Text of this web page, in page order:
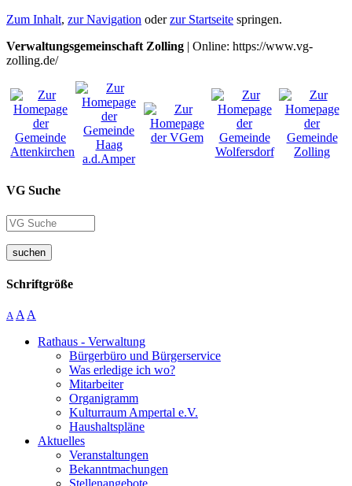
Zum Inhalt, zur Navigation oderzur Startseite springen.
Verwaltungsgemeinschaft Zolling | Online: https://www.vg-
zolling.de/
VG Suche
suchen
Schriftgröße
A A A
Rathaus - Verwaltung
Bürgerbüro und Bürgerservice
Was erledige ich wo?
Mitarbeiter
Organigramm
Kulturraum Ampertal e.V.
Haushaltspläne
Aktuelles
Veranstaltungen
Bekanntmachungen
Stellenangebote